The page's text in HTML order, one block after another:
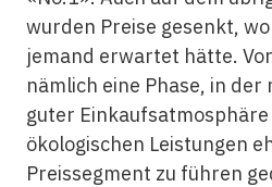
wurden Preise gesenkt,
jemand erwartet hätte.
nämlich eine Phase, in
guter
ökologischen Leistungen
Preissegment zu führen